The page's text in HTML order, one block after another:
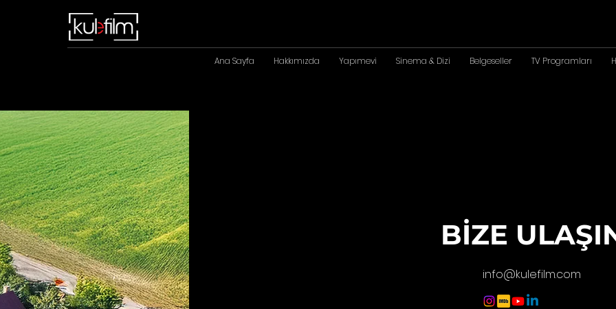
Ana Sayfa Hakkımızda Yapımevi Sinema & Dizi Belgeseller TV Programları
BİZE
info@kulefilm.com